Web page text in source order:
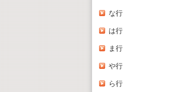
な行
は行
ま行
や行
ら行